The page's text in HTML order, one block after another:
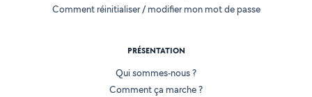
Comment réinitialiser / modifier mon mot de passe
PRÉSENTATION
Qui sommes-nous ?
Comment ça marche ?